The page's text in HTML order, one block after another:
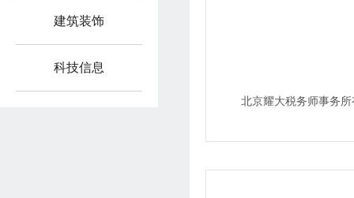
建筑装饰
科技信息
北京耀大税务师事务